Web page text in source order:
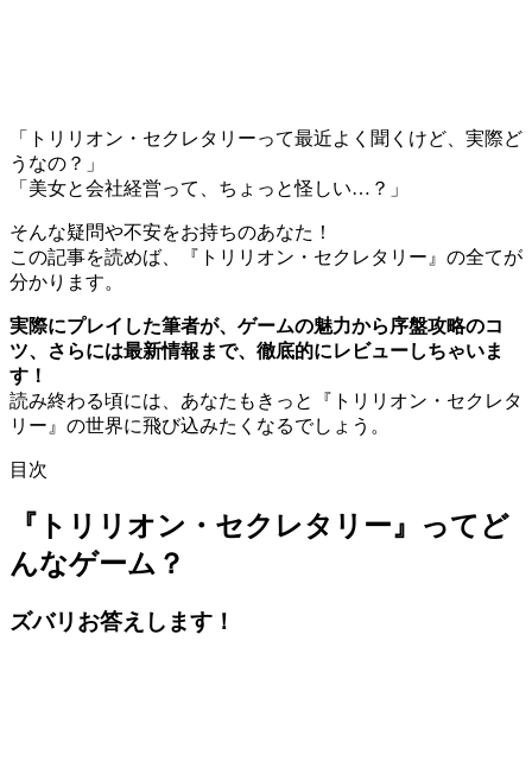
「トリリオン・セクレタリーって最近よく聞くけど、実際ど
うなの？」
「美女と会社経営って、ちょっと怪しい…？」
そんな疑問や不安をお持ちのあなた！
この記事を読めば、『トリリオン・セクレタリー』の全てが
分かります。
実際にプレイした筆者が、ゲームの魅力から序盤攻略のコ
ツ、さらには最新情報まで、徹底的にレビューしちゃいま
す！
読み終わる頃には、あなたもきっと『トリリオン・セクレタ
リー』の世界に飛び込みたくなるでしょう。
目次
『トリリオン・セクレタリー』ってど
んなゲーム？
ズバリお答えします！